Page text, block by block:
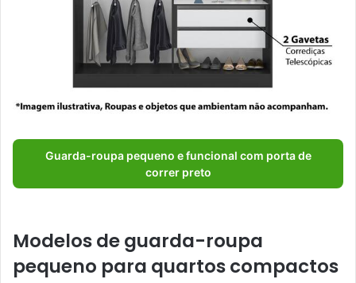
Guarda-roupa pequeno e funcional com porta de
correr preto
Modelos de guarda-roupa
pequeno para quartos compactos